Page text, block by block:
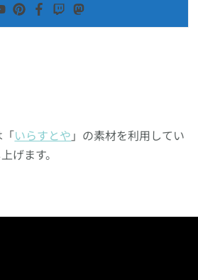
いらすとや 」の素材を利用してい
げます。